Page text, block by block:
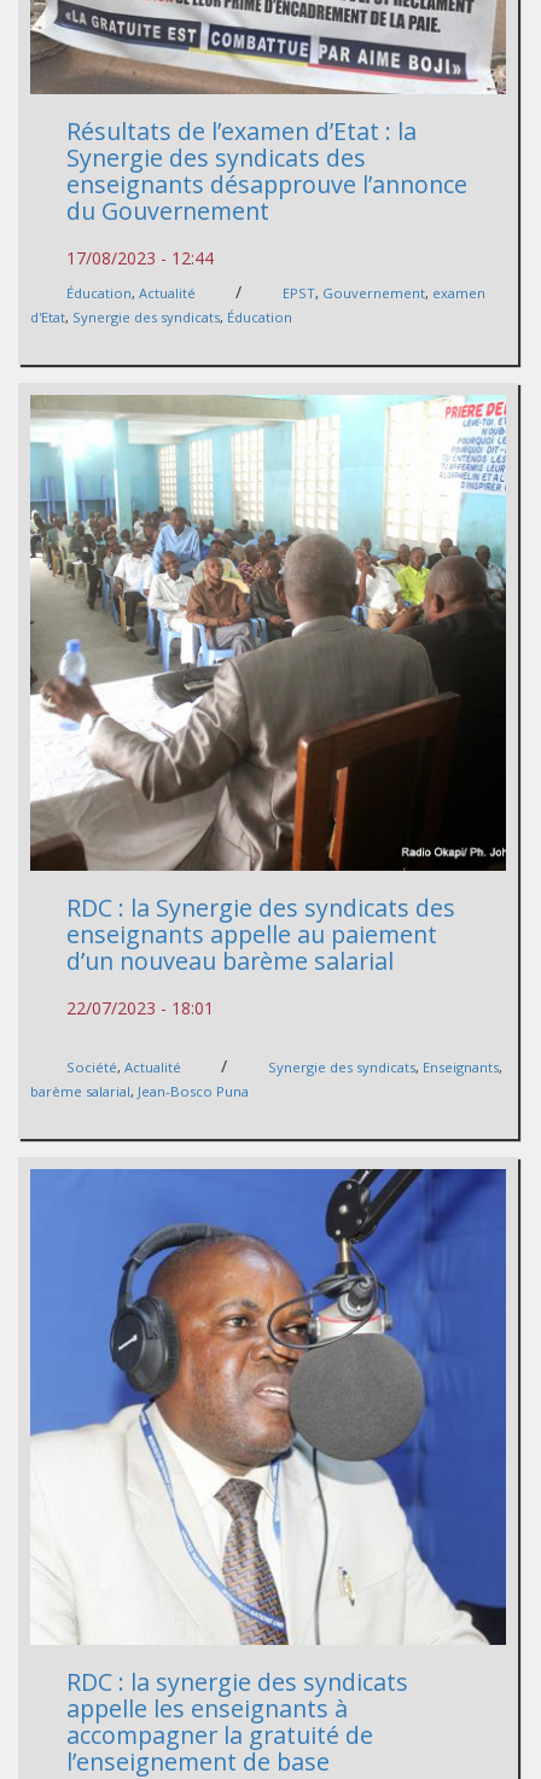
Résultats de l’examen d’Etat : la
Synergie des syndicats des
enseignants désapprouve l’annonce
du Gouvernement
17/08/2023 - 12:44
Éducation, Actualité / EPST, Gouvernement, examen
d'Etat, Synergie des syndicats, Éducation
RDC : la Synergie des syndicats des
enseignants appelle au paiement
d’un nouveau barème salarial
22/07/2023 - 18:01
Société, Actualité / Synergie des syndicats, Enseignants,
barème salarial, Jean-Bosco Puna
RDC : la synergie des syndicats
appelle les enseignants à
accompagner la gratuité de
l’enseignement de base